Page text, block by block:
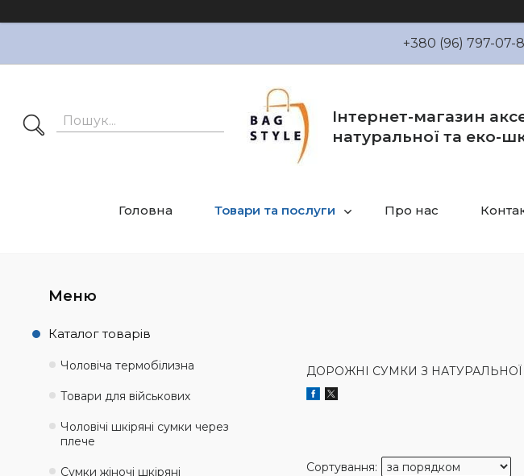
+380 (96) 797-07-
Інтернет-магазин
натуральної та еко-
Головна Товари та послуги Про нас
ДОРОЖНІ СУМКИ З НАТУРАЛЬНОЇ
Каталог товарів
Чоловіча термобілизна
Товари для військових
Чоловічі шкіряні сумки через
плече
Сумки жіночі шкіряні